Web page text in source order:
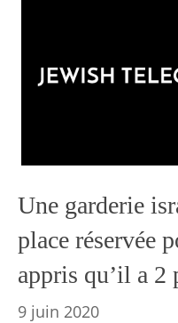
Une garderie
place réservée
appris qu’il a 2
9 juin 2020